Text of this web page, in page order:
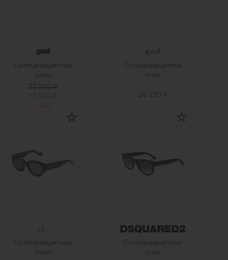
Солнцезащитные
очки
22 300 ₽
17 850 ₽
20 %
Солнцезащитные
очки
26 250 ₽
Солнцезащитные
очки
Солнцезащитные
очки